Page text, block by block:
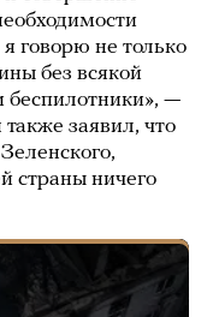
говорю не только
без всякой
беспилотники», —
заявил, что
страны ничего